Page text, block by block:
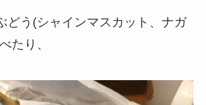
どう(シャインマスカット、ナガ
たり、